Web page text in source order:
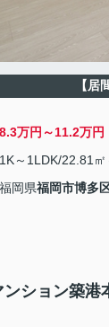
【居
8.3万円～11.2万円
1K～1LDK/22.81
福岡県福岡市博多
ンション築